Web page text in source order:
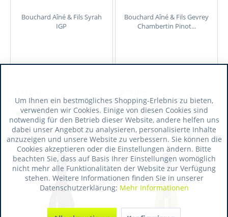
Bouchard Aîné & Fils Syrah
IGP
Art.-Nr.:0790
Verfügbar
Bouchard Aîné & Fils Gevrey
Chambertin Pinot...
Art.-Nr.:6069
Verfügbar
Um Ihnen ein bestmögliches Shopping-Erlebnis zu bieten,
verwenden wir Cookies. Einige von diesen Cookies sind
notwendig für den Betrieb dieser Website, andere helfen uns
dabei unser Angebot zu analysieren, personalisierte Inhalte
anzuzeigen und unsere Website zu verbessern. Sie können die
Cookies akzeptieren oder die Einstellungen ändern. Bitte
beachten Sie, dass auf Basis Ihrer Einstellungen womöglich
nicht mehr alle Funktionalitäten der Website zur Verfügung
stehen. Weitere Informationen finden Sie in unserer
Datenschutzerklärung: Mehr Informationen